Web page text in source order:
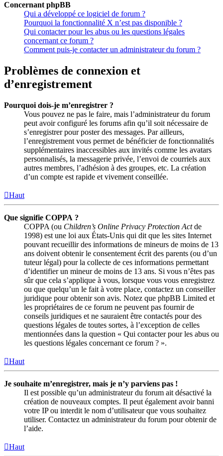
Concernant phpBB
Qui a développé ce logiciel de forum ?
Pourquoi la fonctionnalité X n’est pas disponible ?
Qui contacter pour les abus ou les questions légales
concernant ce forum ?
Comment puis-je contacter un administrateur du forum ?
Problèmes de connexion et
d’enregistrement
Pourquoi dois-je m’enregistrer ?
Vous pouvez ne pas le faire, mais l’administrateur du forum
peut avoir configuré les forums afin qu’il soit nécessaire de
s’enregistrer pour poster des messages. Par ailleurs,
l’enregistrement vous permet de bénéficier de fonctionnalités
supplémentaires inaccessibles aux invités comme les avatars
personnalisés, la messagerie privée, l’envoi de courriels aux
autres membres, l’adhésion à des groupes, etc. La création
d’un compte est rapide et vivement conseillée.
Haut
Que signifie COPPA ?
COPPA (ou Children’s Online Privacy Protection Actde
1998) est une loi aux États-Unis qui dit que les sites Internet
pouvant recueillir des informations de mineurs de moins de 13
ans doivent obtenir le consentement écrit des parents (ou d’un
tuteur légal) pour la collecte de ces informations permettant
d’identifier un mineur de moins de 13 ans. Si vous n’êtes pas
sûr que cela s’applique à vous, lorsque vous vous enregistrez
ou que quelqu’un le fait à votre place, contactez un conseiller
juridique pour obtenir son avis. Notez que phpBB Limited et
les propriétaires de ce forum ne peuvent pas fournir de
conseils juridiques et ne sauraient être contactés pour des
questions légales de toutes sortes, à l’exception de celles
mentionnées dans la question « Qui contacter pour les abus ou
les questions légales concernant ce forum ? ».
Haut
Je souhaite m’enregistrer, mais je n’y parviens pas !
Il est possible qu’un administrateur du forum ait désactivé la
création de nouveaux comptes. Il peut également avoir banni
votre IP ou interdit le nom d’utilisateur que vous souhaitez
utiliser. Contactez un administrateur du forum pour obtenir de
l’aide.
Haut